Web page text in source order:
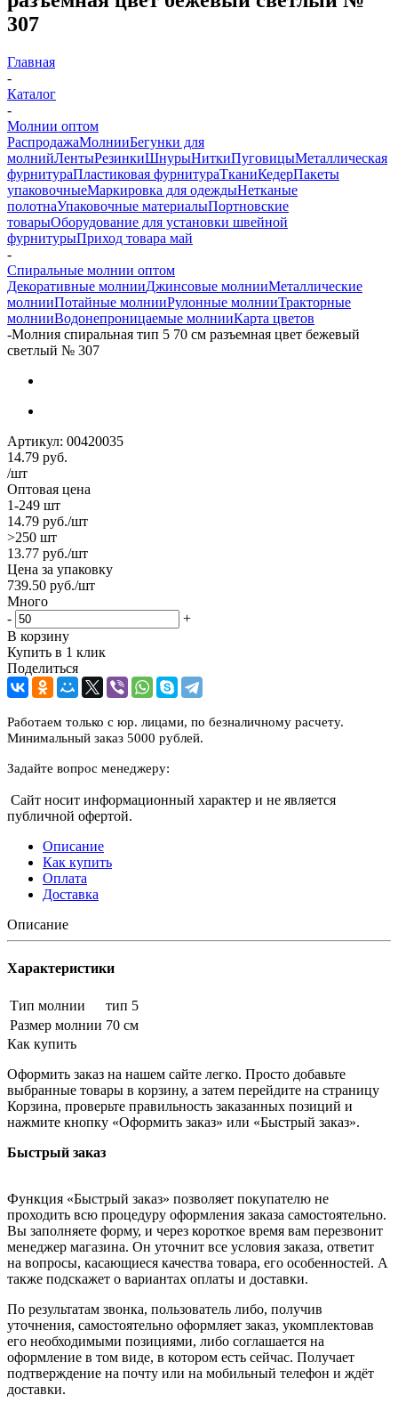
307
Главная
-
Каталог
-
Молнии оптом
РаспродажаМолнииБегунки для
молнийЛентыРезинкиШнурыНиткиПуговицыМеталлическая
фурнитураПластиковая фурнитураТканиКедерПакеты
упаковочныеМаркировка для одеждыНетканые
полотнаУпаковочные материалыПортновские
товарыОборудование для установки швейной
фурнитурыПриход товара май
-
Спиральные молнии оптом
Декоративные молнииДжинсовые молнииМеталлические
молнииПотайные молнииРулонные молнииТракторные
молнииВодонепроницаемые молнииКарта цветов
-Молния спиральная тип 5 70 см разъемная цвет бежевый
светлый № 307
Артикул: 00420035
14.79 руб.
/шт
Оптовая цена
1-249 шт
14.79 руб./шт
>250 шт
13.77 руб./шт
Цена за упаковку
739.50 руб./шт
Много
-
+
В корзину
Купить в 1 клик
Поделиться
Работаем только с юр. лицами, по безналичному расчету.
Минимальный заказ 5000 рублей.
Задайте вопрос менеджеру:
Сайт носит информационный характер и не является
публичной офертой.
Описание
Как купить
Оплата
Доставка
Описание
Характеристики
Тип молнии
тип 5
Размер молнии 70 см
Как купить
Оформить заказ на нашем сайте легко. Просто добавьте
выбранные товары в корзину, а затем перейдите на страницу
Корзина, проверьте правильность заказанных позиций и
нажмите кнопку «Оформить заказ» или «Быстрый заказ».
Быстрый заказ
Функция «Быстрый заказ» позволяет покупателю не
проходить всю процедуру оформления заказа самостоятельно.
Вы заполняете форму, и через короткое время вам перезвонит
менеджер магазина. Он уточнит все условия заказа, ответит
на вопросы, касающиеся качества товара, его особенностей. А
также подскажет о вариантах оплаты и доставки.
По результатам звонка, пользователь либо, получив
уточнения, самостоятельно оформляет заказ, укомплектовав
его необходимыми позициями, либо соглашается на
оформление в том виде, в котором есть сейчас. Получает
подтверждение на почту или на мобильный телефон и ждёт
доставки.